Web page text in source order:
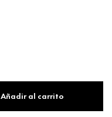
Añadir al carrito